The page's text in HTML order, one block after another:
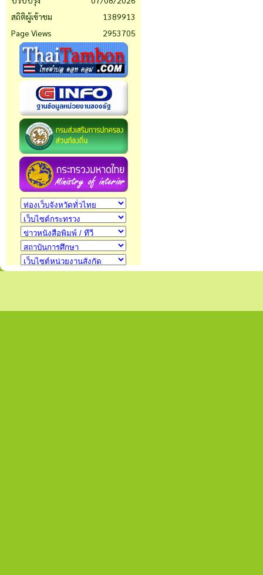
สถิติผู้เข้าชม
1389913
Page Views
2953705